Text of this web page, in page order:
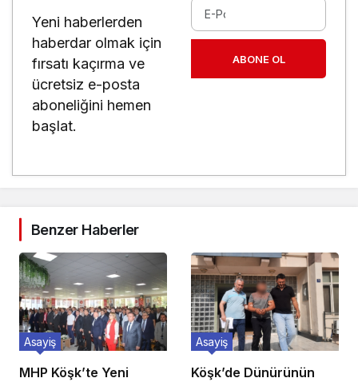
Yeni haberlerden
haberdar olmak için
fırsatı kaçırma ve
ücretsiz e-posta
aboneliğini hemen
başlat.
ABONE OL
Benzer Haberler
MHP Köşk’te Yeni
Asayiş
Köşk’de Dünürünün
Asayiş